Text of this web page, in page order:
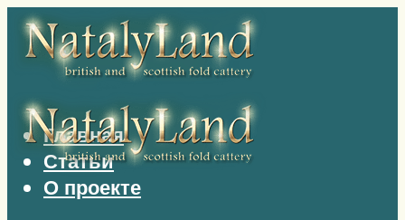
Главная
Статьи
О проекте